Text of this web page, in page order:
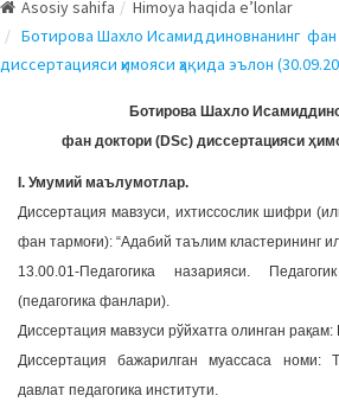
g
l
e
i
g
a
t
i
o
n
Asosiy sahifa
Himoya haqida e’lonlar
Ботирова Шахло Исамиддиновнанинг фан
диссертацияси ҳимояси ҳақида эълон
Ботирова Шахло
фан доктори (DSc) диссертацияси
I. Умумий маълумотлар.
Диссертация мавзуси, ихтиссослик шифри
фан тармоғи): “Адабий таълим кластерининг
13.00.01-Педагогика назарияси.
(педагогика фанлари).
Диссертация мавзуси рўйхатга олинган
Диссертация бажарилган муассаса номи:
давлат педагогика институти.